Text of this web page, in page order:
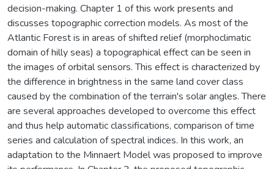
decision-making. Chapter 1 of this work presents and
discusses topographic correction models. As most of the
Atlantic Forest is in areas of shifted relief (morphoclimatic
domain of hilly seas) a topographical effect can be seen in
the images of orbital sensors. This effect is characterized by
the difference in brightness in the same land cover class
caused by the combination of the terrain's solar angles. There
are several approaches developed to overcome this effect
and thus help automatic classifications, comparison of time
series and calculation of spectral indices. In this work, an
adaptation to the Minnaert Model was proposed to improve